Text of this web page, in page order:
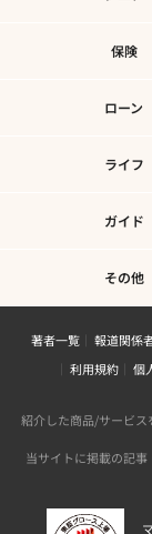
保険
ローン
ライフ
ガイド
その他
著者一覧 報道関係
利用規約
個
紹介した商品/サービス
当サイトに掲載の記